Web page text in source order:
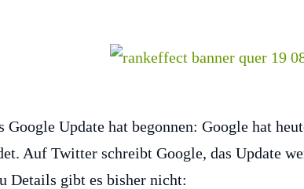
Google Update hat begonnen: Google hat
Auf Twitter schreibt Google, das Update
Details gibt es bisher nicht: